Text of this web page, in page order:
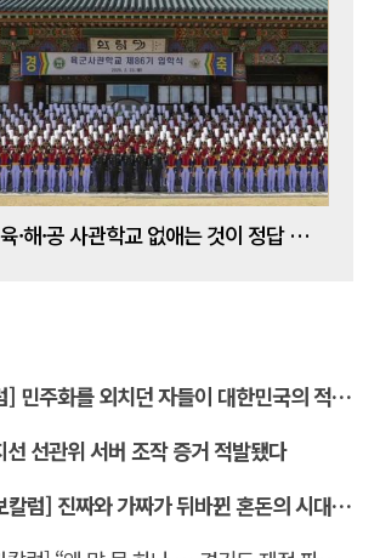
[김태산 칼럼] 육·해·공 사관학교 없애는 것이 정답 아닌가
[김태산 칼럼] 민주화를 외치던 자들이 대한민국의 적이고 간첩이었다
선관위 서버 조작 증거 적발됐다
[박필규 안보칼럼] 진짜와 가짜가 뒤바뀐 혼돈의 시대, 안보 파탄은 막아야